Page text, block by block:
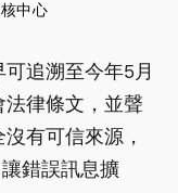
中心
追溯至今年5月
律條文，並聲
有可信來源，
錯誤訊息擴